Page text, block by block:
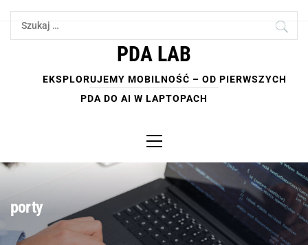
Skip
Szukaj:
PDA LAB
EKSPLORUJEMY MOBILNOŚĆ – OD PIERWSZYCH
PDA DO AI W LAPTOPACH
Menu
porty